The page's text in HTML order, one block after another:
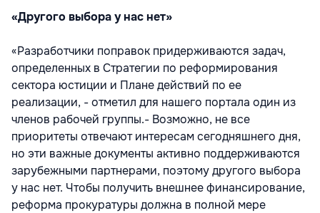
«Другого выбора у нас нет»
«Разработчики поправок придерживаются задач,
определенных в Стратегии по реформирования
сектора юстиции и Плане действий по ее
реализации, - отметил для нашего портала один из
членов рабочей группы.- Возможно, не все
приоритеты отвечают интересам сегодняшнего дня,
но эти важные документы активно поддерживаются
зарубежными партнерами, поэтому другого выбора
у нас нет. Чтобы получить внешнее финансирование,
реформа прокуратуры должна в полной мере